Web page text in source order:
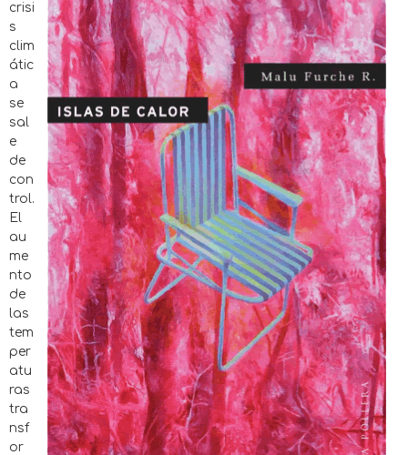
crisi
s
clim
átic
a
se
sal
e
de
con
trol.
El
au
me
nto
de
las
tem
per
atu
ras
tra
nsf
or